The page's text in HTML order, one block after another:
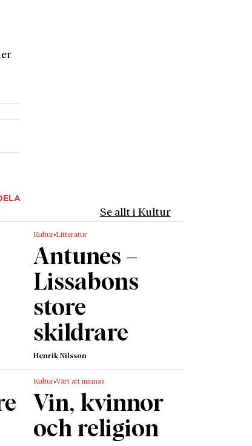
Se allt i Kultur
Kultur Litteratur
Antunes –
Lissabons
store
skildrare
Henrik Nilsson
Kultur Värt att minnas
Vin, kvinnor
och religion